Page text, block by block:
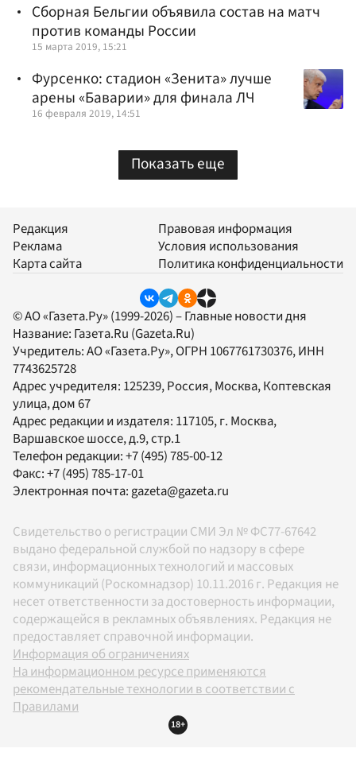
Сборная Бельгии объявила состав на матч
против команды России
15 марта 2019, 15:21
Фурсенко: стадион «Зенита» лучше
арены «Баварии» для финала ЛЧ
16 февраля 2019, 14:51
Показать еще
Редакция
Реклама
Карта сайта
Правовая информация
Условия использования
Политика конфиденциальности
© АО «Газета.Ру» (1999-2026) – Главные новости дня
Название: Газета.Ru (Gazeta.Ru)
Учредитель:АО «Газета.Ру», ОГРН 1067761730376, ИНН
7743625728
Адрес учредителя: 125239, Россия, Москва, Коптевская
улица, дом 67
Адрес редакции и издателя: 117105, г. Москва,
Варшавское шоссе, д.9, стр.1
Телефон редакции:+7 (495) 785-00-12
Факс:+7 (495) 785-17-01
Электронная почта:gazeta@gazeta.ru
Свидетельство о регистрации СМИ Эл № ФС77-67642
выдано федеральной службой по надзору в сфере
связи, информационных технологий и массовых
коммуникаций (Роскомнадзор) 10.11.2016 г. Редакция не
несет ответственности за достоверность информации,
содержащейся в рекламных объявлениях. Редакция не
предоставляет справочной информации.
Информация об ограничениях
На информационном ресурсе применяются
рекомендательные технологии в соответствии с
Правилами
18+